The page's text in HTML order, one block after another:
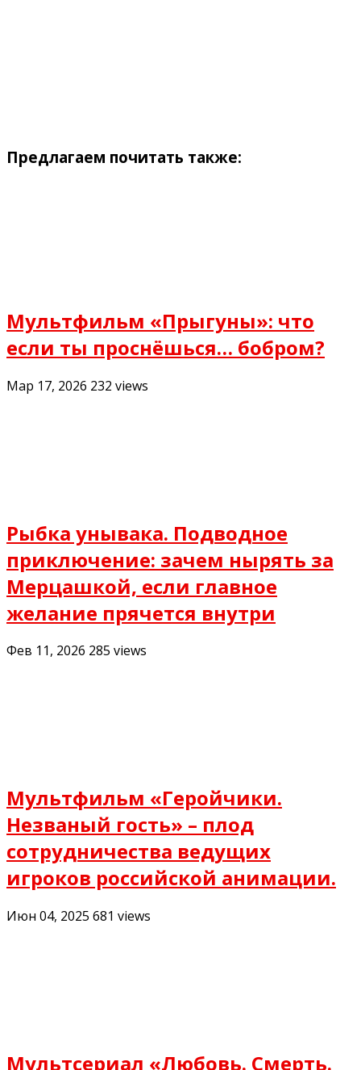
Предлагаем почитать также:
Мультфильм «Прыгуны»: что
если ты проснёшься… бобром?
Мар 17, 2026 232 views
Рыбка унывака. Подводное
приключение: зачем нырять за
Мерцашкой, если главное
желание прячется внутри
Фев 11, 2026 285 views
Мультфильм «Геройчики.
Незваный гость» – плод
сотрудничества ведущих
игроков российской анимации.
Июн 04, 2025 681 views
Мультсериал «Любовь. Смерть.